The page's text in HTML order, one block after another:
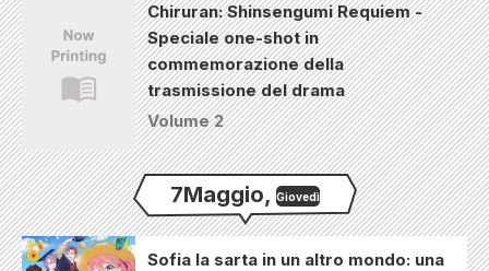
Chiruran: Shinsengumi Requiem -
Speciale one-shot in
commemorazione della
trasmissione del drama
Volume 2
7Maggio, Giovedì
Sofia la sarta in un altro mondo: una